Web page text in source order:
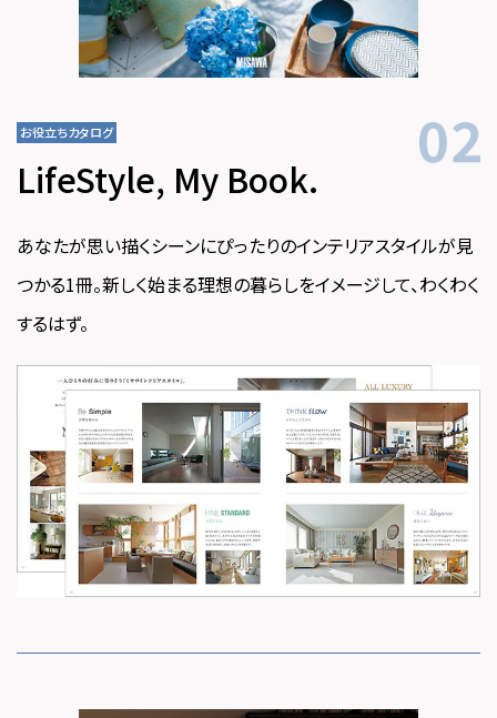
お役立ちカタログ
LifeStyle, My Book.
あなたが思い描くシーンにぴったりのインテリアスタイルが見
つかる1冊。新しく始まる理想の暮らしをイメージして、わくわく
するはず。